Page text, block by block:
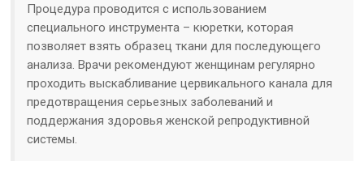
Процедура проводится с использованием
специального инструмента – кюретки, которая
позволяет взять образец ткани для последующего
анализа. Врачи рекомендуют женщинам регулярно
проходить выскабливание цервикального канала для
предотвращения серьезных заболеваний и
поддержания здоровья женской репродуктивной
системы.